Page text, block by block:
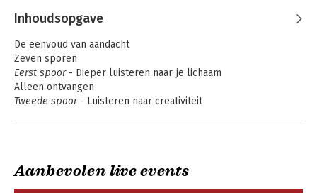
Inhoudsopgave
De eenvoud van aandacht
Zeven sporen
Eerst spoor- Dieper luisteren naar je lichaam
Alleen ontvangen
Tweede spoor- Luisteren naar creativiteit
Vertragen
Vijfde spoor- Luisteren naar je leefomgeving
Aanbevolen live events